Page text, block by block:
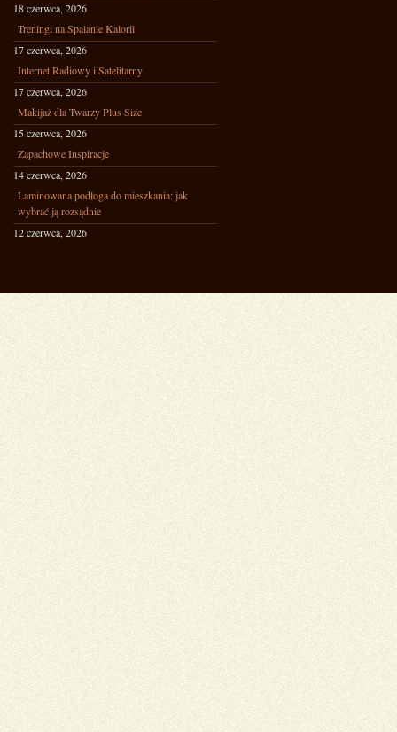
18 czerwca, 2026
Treningi na Spalanie Kalorii
17 czerwca, 2026
Internet Radiowy i Satelitarny
17 czerwca, 2026
Makijaż dla Twarzy Plus Size
15 czerwca, 2026
Zapachowe Inspiracje
14 czerwca, 2026
Laminowana podłoga do mieszkania: jak
wybrać ją rozsądnie
12 czerwca, 2026